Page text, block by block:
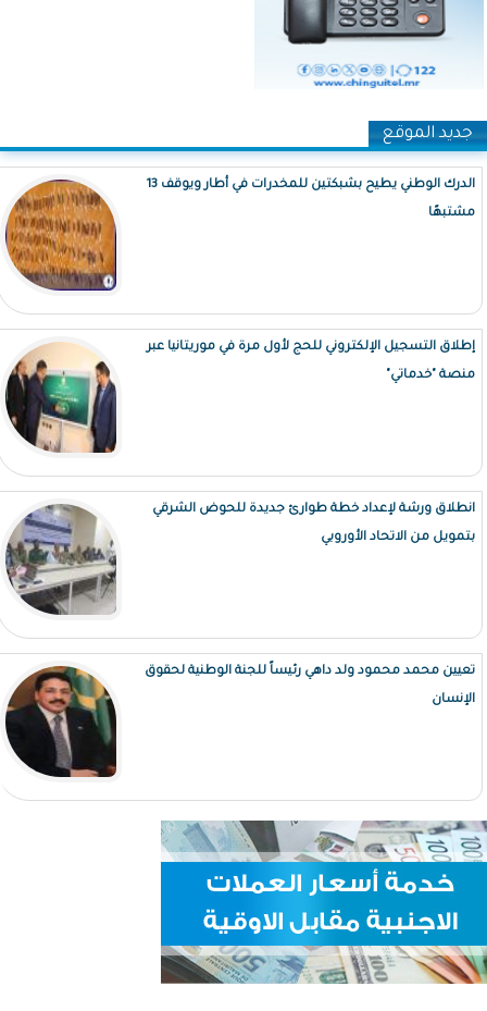
جديد الموقع
الدرك الوطني يطيح بشبكتين للمخدرات في أطار ويوقف 13
مشتبهًا
إطلاق التسجيل الإلكتروني للحج لأول مرة في موريتانيا عبر
منصة "خدماتي"
انطلاق ورشة لإعداد خطة طوارئ جديدة للحوض الشرقي
بتمويل من الاتحاد الأوروبي
تعيين محمد محمود ولد داهي رئيساً للجنة الوطنية لحقوق
الإنسان